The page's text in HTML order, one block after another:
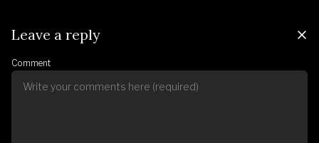
Leave a reply
Comment